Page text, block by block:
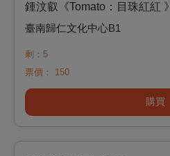
鍾汶叡《Tomato：目珠紅紅 》
臺南歸仁文化中心B1
剩：5
票價：
150
購買